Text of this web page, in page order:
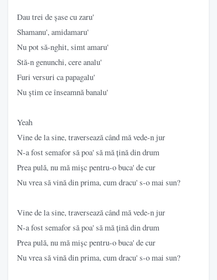
Dau trei de șase cu zaru'
Shamanu', amidamaru'
Nu pot să-nghit, simt amaru'
Stă-n genunchi, cere analu'
Furi versuri ca papagalu'
Nu știm ce înseamnă banalu'
Yeah
Vine de la sine, traversează când mă vede-n jur
N-a fost semafor să poa' să mă țină din drum
Prea pulă, nu mă mișc pentru-o buca' de cur
Nu vrea să vină din prima, cum dracu' s-o mai sun?
Vine de la sine, traversează când mă vede-n jur
N-a fost semafor să poa' să mă țină din drum
Prea pulă, nu mă mișc pentru-o buca' de cur
Nu vrea să vină din prima, cum dracu' s-o mai sun?